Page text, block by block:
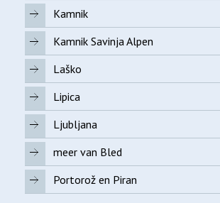
Kamnik
Kamnik Savinja Alpen
Laško
Lipica
Ljubljana
meer van Bled
Portorož en Piran